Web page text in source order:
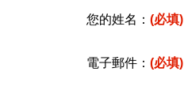
您的姓名：(必填)
電子郵件：(必填)